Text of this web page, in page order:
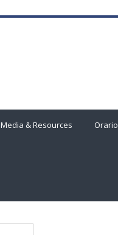
Media & Resources Orario